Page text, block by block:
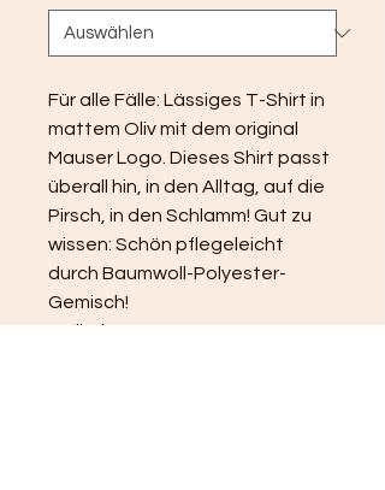
Für alle Fälle: Lässiges T-Shirt in
mattem Oliv mit dem original
Mauser Logo. Dieses Shirt passt
überall hin, in den Alltag, auf die
Pirsch, in den Schlamm! Gut zu
wissen: Schön pflegeleicht
durch Baumwoll-Polyester-
Gemisch!
Artikel-Nr. 80410770